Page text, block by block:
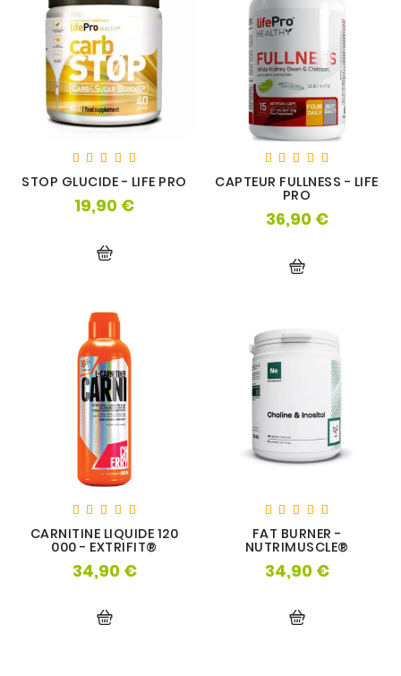
STOP GLUCIDE - LIFE PRO
19,90 €Prix
CAPTEUR FULLNESS - LIFE
PRO
36,90 €Prix
CARNITINE LIQUIDE 120
000 - EXTRIFIT®
34,90 €Prix
FAT BURNER -
NUTRIMUSCLE®
34,90 €Prix